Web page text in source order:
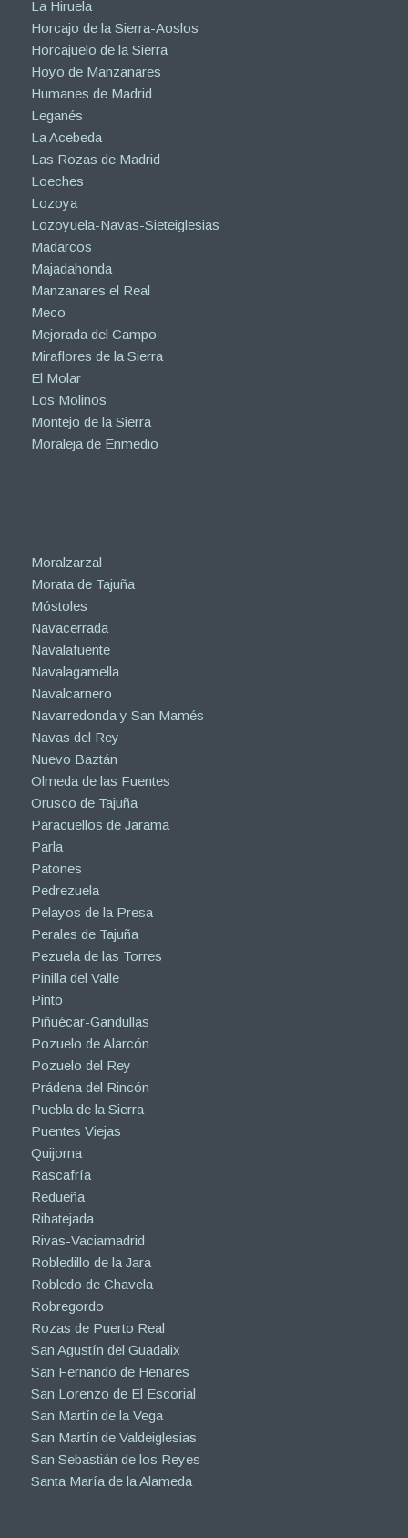
La Hiruela
Horcajo de la Sierra-Aoslos
Horcajuelo de la Sierra
Hoyo de Manzanares
Humanes de Madrid
Leganés
La Acebeda
Las Rozas de Madrid
Loeches
Lozoya
Lozoyuela-Navas-Sieteiglesias
Madarcos
Majadahonda
Manzanares el Real
Meco
Mejorada del Campo
Miraflores de la Sierra
El Molar
Los Molinos
Montejo de la Sierra
Moraleja de Enmedio
Moralzarzal
Morata de Tajuña
Móstoles
Navacerrada
Navalafuente
Navalagamella
Navalcarnero
Navarredonda y San Mamés
Navas del Rey
Nuevo Baztán
Olmeda de las Fuentes
Orusco de Tajuña
Paracuellos de Jarama
Parla
Patones
Pedrezuela
Pelayos de la Presa
Perales de Tajuña
Pezuela de las Torres
Pinilla del Valle
Pinto
Piñuécar-Gandullas
Pozuelo de Alarcón
Pozuelo del Rey
Prádena del Rincón
Puebla de la Sierra
Puentes Viejas
Quijorna
Rascafría
Redueña
Ribatejada
Rivas-Vaciamadrid
Robledillo de la Jara
Robledo de Chavela
Robregordo
Rozas de Puerto Real
San Agustín del Guadalix
San Fernando de Henares
San Lorenzo de El Escorial
San Martín de la Vega
San Martín de Valdeiglesias
San Sebastián de los Reyes
Santa María de la Alameda